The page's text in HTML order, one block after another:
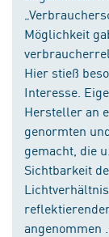
Möglichkeit
Hier stieß
Interesse.
Hersteller an
genormten
gemacht, die
Sichtbarkeit
angenommen ...